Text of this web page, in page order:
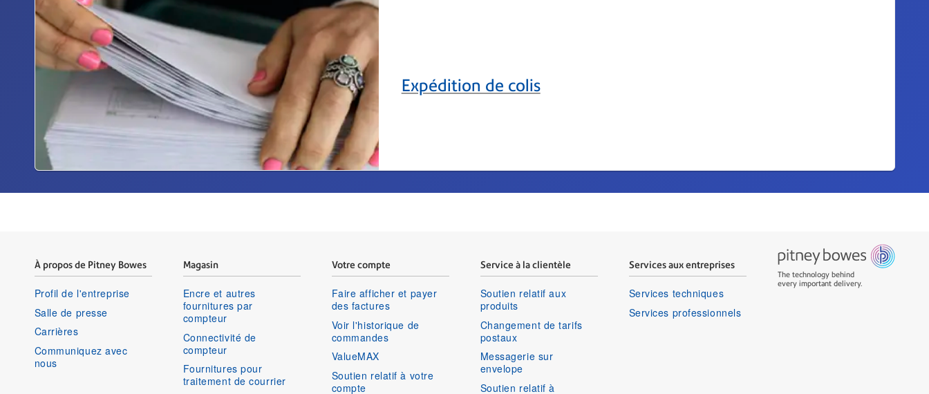
Expédition de colis
À propos de Pitney Bowes
Profil de l'entreprise
Salle de presse
Carrières
Communiquez avec
nous
Magasin
Encre et autres
fournitures par
compteur
Connectivité de
compteur
Fournitures pour
traitement de courrier
Votre compte
Faire afficher et payer
des factures
Voir l'historique de
commandes
ValueMAX
Soutien relatif à votre
compte
Service à la clientèle
Soutien relatif aux
produits
Changement de tarifs
postaux
Messagerie sur
envelope
Soutien relatif à
Services aux entreprises
Services techniques
Services professionnels
The technology behind
every important delivery.